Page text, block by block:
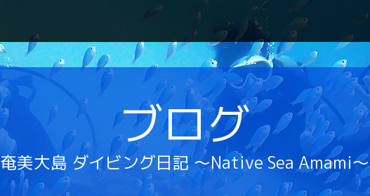
ブログ
奄美大島 ダイビング日記 ～Native Sea Amami～